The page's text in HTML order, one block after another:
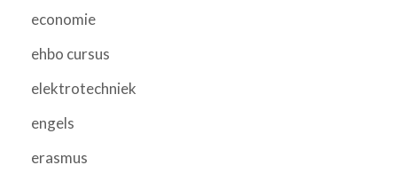
economie
ehbo cursus
elektrotechniek
engels
erasmus